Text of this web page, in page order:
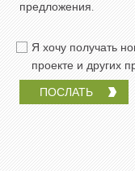
предложения.
Я хочу получать
проекте и других